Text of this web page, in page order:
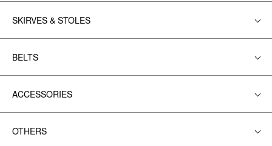
SKIRVES & STOLES
BELTS
ACCESSORIES
OTHERS